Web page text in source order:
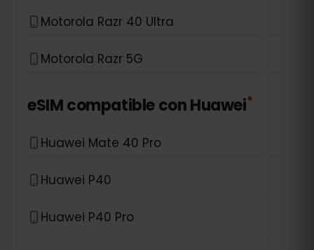
Motorola Razr 40 Ultra
Motorola Razr 5G
eSIM compatible conHuawei*
Huawei Mate 40 Pro
Huawei P40
Huawei P40 Pro